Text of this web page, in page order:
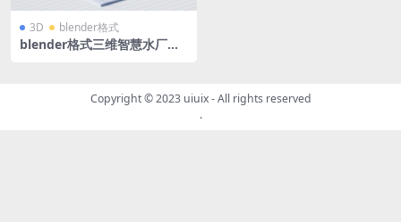
3D blender格式
blender格式三维智慧水厂充
Copyright © 2023 uiuix- All rights reserved
.